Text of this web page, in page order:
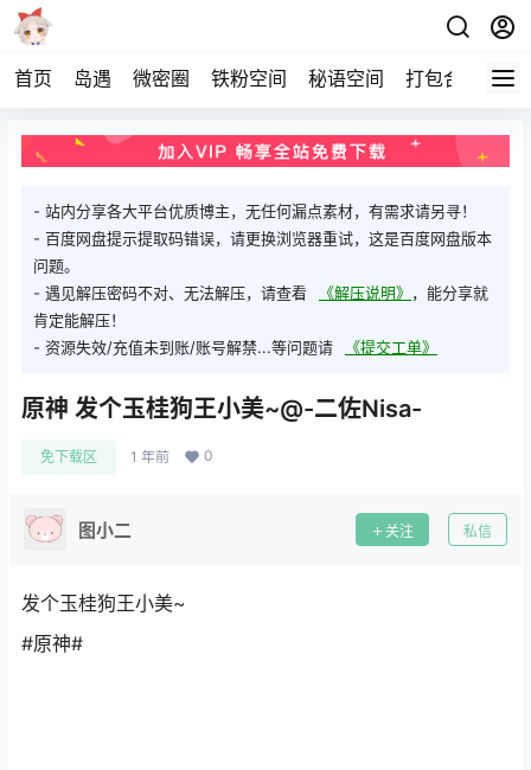
首页 岛遇 微密圈 铁粉空间 秘语空间 打包合集 关
- 站内分享各大平台优质博主，无任何漏点素材，有需求请另寻！
- 百度网盘提示提取码错误，请更换浏览器重试，这是百度网盘版本
问题。
- 遇见解压密码不对、无法解压，请查看
《解压说明》 ，能分享就
肯定能解压！
- 资源失效/充值未到账/账号解禁...等问题请
《提交工单》
原神 发个玉桂狗王小美~@-二佐Nisa-
免下载区 1 年前 0
图小二 关注 私信
发个玉桂狗王小美~
#原神#